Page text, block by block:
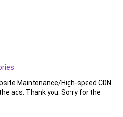
Maintenance/High-speed CDN
ads. Thank you. Sorry for the